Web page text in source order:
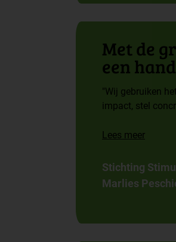
Met de
een
"Wij gebruiken
impact, stel
Lees meer
Stichting
Marlies